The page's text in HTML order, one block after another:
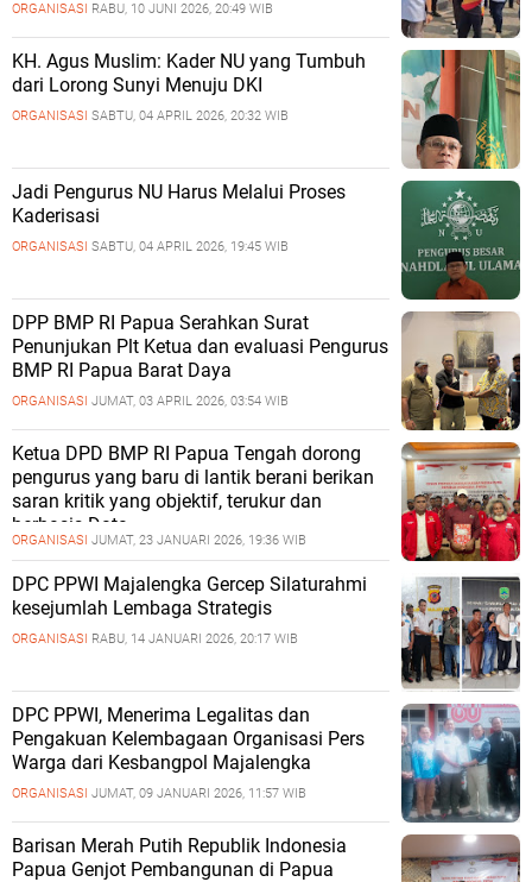
ORGANISASI RABU, 10 JUNI 2026, 20:49 WIB
KH. Agus Muslim: Kader NU yang Tumbuh
dari Lorong Sunyi Menuju DKI
ORGANISASI SABTU, 04 APRIL 2026, 20:32 WIB
Jadi Pengurus NU Harus Melalui Proses
Kaderisasi
ORGANISASI SABTU, 04 APRIL 2026, 19:45 WIB
DPP BMP RI Papua Serahkan Surat
Penunjukan Plt Ketua dan evaluasi Pengurus
BMP RI Papua Barat Daya
ORGANISASI JUMAT, 03 APRIL 2026, 03:54 WIB
Ketua DPD BMP RI Papua Tengah dorong
pengurus yang baru di lantik berani berikan
saran kritik yang objektif, terukur dan
berbasis Data
ORGANISASI JUMAT, 23 JANUARI 2026, 19:36 WIB
DPC PPWI Majalengka Gercep Silaturahmi
kesejumlah Lembaga Strategis
ORGANISASI RABU, 14 JANUARI 2026, 20:17 WIB
DPC PPWI, Menerima Legalitas dan
Pengakuan Kelembagaan Organisasi Pers
Warga dari Kesbangpol Majalengka
ORGANISASI JUMAT, 09 JANUARI 2026, 11:57 WIB
Barisan Merah Putih Republik Indonesia
Papua Genjot Pembangunan di Papua